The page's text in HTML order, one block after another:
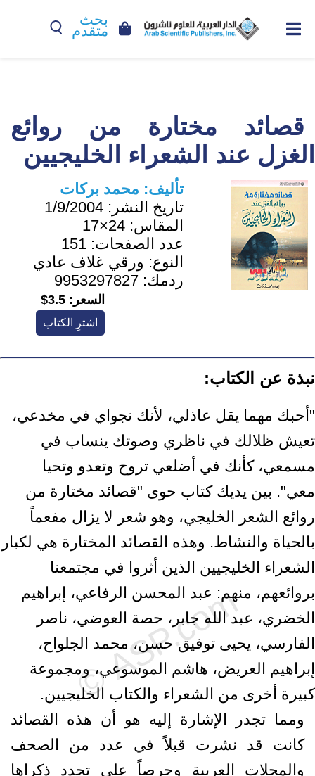
بحث
متقدم
قصائد مختارة من روائع
الغزل عند الشعراء الخليجيين
تأليف: محمد بركات
تاريخ النشر: 1/9/2004
المقاس: 24×17
عدد الصفحات: 151
النوع: ورقي غلاف عادي
ردمك: 9953297827
السعر: 3.5$
اشترِ الكتاب
نبذة عن الكتاب:
"أحبك مهما يقل عاذلي، لأنك نجواي في مخدعي،
تعيش ظلالك في ناظري وصوتك ينساب في
مسمعي، كأنك في أضلعي تروح وتعدو وتحيا
معي". بين يديك كتاب حوى "قصائد مختارة من
روائع الشعر الخليجي، وهو شعر لا يزال مفعماً
بالحياة والنشاط. وهذه القصائد المختارة هي لكبار
الشعراء الخليجيين الذين أثروا في مجتمعنا
بروائعهم، منهم: عبد المحسن الرفاعي، إبراهيم
الخضري، عبد الله جابر، حصة العوضي، ناصر
الفارسي، يحيى توفيق حسن، محمد الجلواح،
إبراهيم العريض، هاشم الموسوعي، ومجموعة
كبيرة أخرى من الشعراء والكتاب الخليجيين.
ومما تجدر الإشارة إليه هو أن هذه القصائد
كانت قد نشرت قبلاً في عدد من الصحف
والمجلات العربية وحرصاً على تجدد ذكراها